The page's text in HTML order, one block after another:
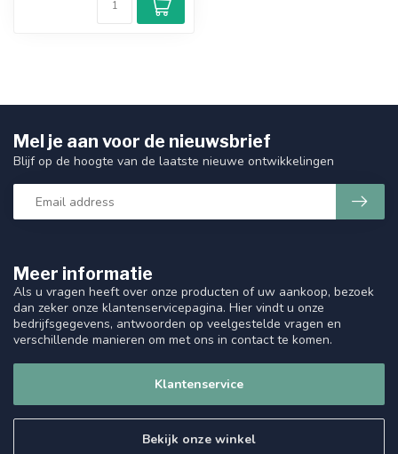
Meer informatie
Als u vragen heeft over onze producten of uw aankoop, bezoek
dan zeker onze klantenservicepagina. Hier vindt u onze
bedrijfsgegevens, antwoorden op veelgestelde vragen en
verschillende manieren om met ons in contact te komen.
Klantenservice
Bekijk onze winkel
Mel je aan voor de nieuwsbrief
Blijf op de hoogte van de laatste nieuwe ontwikkelingen